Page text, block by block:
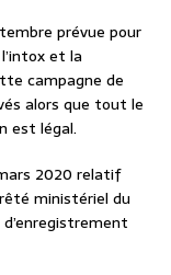
prévue pour
et la
campagne de
alors que tout le
est légal.
2020 relatif
ministériel du